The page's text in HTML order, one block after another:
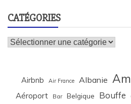
CATÉGORIES
Catégories
Airbnb Air France Albanie
Aéroport Bar Belgique Bouffe